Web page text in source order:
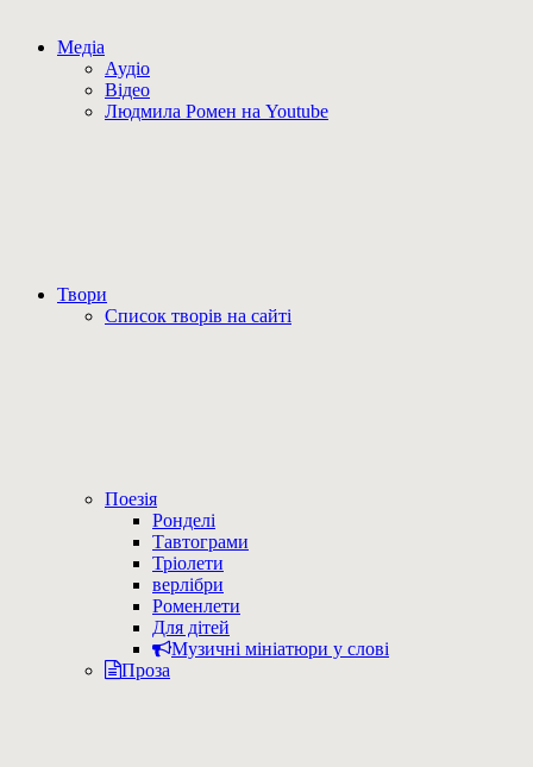
Медіа
Аудіо
Відео
Людмила Ромен на Youtube
Твори
Список творів на сайті
Поезія
Ронделі
Тавтограми
Тріолети
верлібри
Роменлети
Для дітей
Музичні мініатюри у слові
Проза